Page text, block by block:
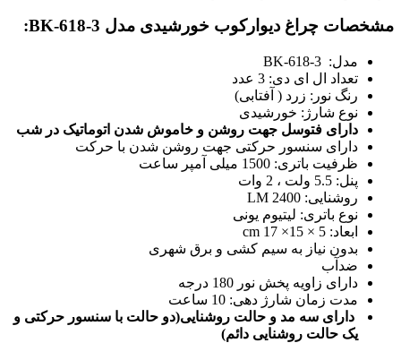
مشخصات چراغ دیوارکوب خورشیدی مدل BK-618-3 :
مدل: BK-618-3
تعداد ال ای دی: 3 عدد
رنگ نور: زرد ( آفتابی)
نوع شارژ: خورشیدی
دارای فتوسل جهت روشن و خاموش شدن اتوماتیک در شب
دارای سنسور حرکتی جهت روشن شدن با حرکت
ظرفیت باتری: 1500 میلی آمپر ساعت
پنل: 5.5 ولت ، 2 وات
روشنایی: 2400 LM
نوع باتری: لیتیوم یونی
ابعاد: 5 × 15× 17 cm
بدون نیاز به سیم کشی و برق شهری
ضدآب
دارای زاویه پخش نور 180 درجه
مدت زمان شارژ دهی: 10 ساعت
دارای سه مد و حالت روشنایی(دو حالت با سنسور حرکتی و
یک حالت روشنایی دائم)